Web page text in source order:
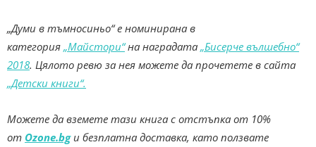
„Думи в тъмносиньо“ е номинирана в
категория „Майстори“на наградата „Бисерче вълшебно“
2018. Цялото ревю за нея можете да прочетете в сайта
„Детски книги“.
Можете да вземете тази книга с отстъпка от 10%
от Ozone.bgи безплатна доставка, като ползвате